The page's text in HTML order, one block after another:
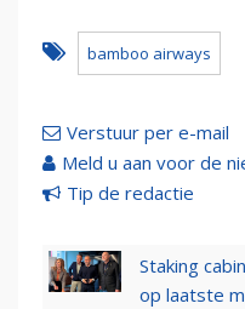
bamboo airways
Verstuur per e-mail
Meld u aan voor de
Tip de redactie
Staking
op laatste